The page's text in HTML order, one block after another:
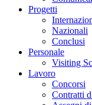
Progetti
Nazionali
Conclusi
Personale
Visiting
Lavoro
Concorsi
Contratti